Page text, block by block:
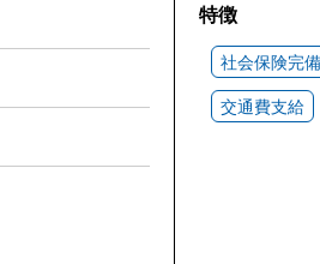
特徴
社会保険完備
交通費支給